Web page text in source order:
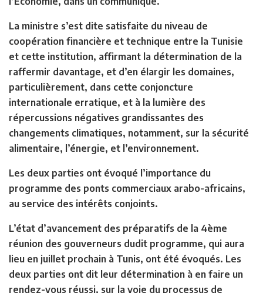
La ministre s’est dite satisfaite du niveau de
coopération financière et technique entre la Tunisie
et cette institution, affirmant la détermination de la
raffermir davantage, et d’en élargir les domaines,
particulièrement, dans cette conjoncture
internationale erratique, et à la lumière des
répercussions négatives grandissantes des
changements climatiques, notamment, sur la sécurité
alimentaire, l’énergie, et l’environnement.
Les deux parties ont évoqué l’importance du
programme des ponts commerciaux arabo-africains,
au service des intérêts conjoints.
L’état d’avancement des préparatifs de la 4ème
réunion des gouverneurs dudit programme, qui aura
lieu en juillet prochain à Tunis, ont été évoqués. Les
deux parties ont dit leur détermination à en faire un
rendez-vous réussi, sur la voie du processus de